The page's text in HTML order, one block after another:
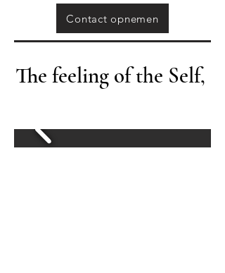
Contact opnemen
The feeling of the Self,